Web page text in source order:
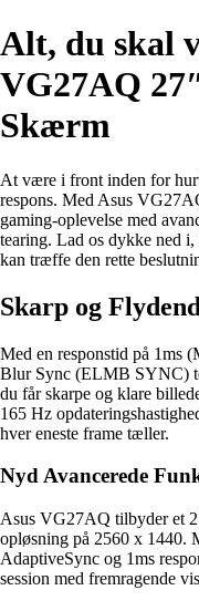
Alt, du skal
VG27AQ
Skærm
At være i front inden for
respons. Med Asus
gaming-oplevelse med
tearing. Lad os dykke ned
kan træffe den rette
Skarp og
Med en responstid på 1ms
Blur Sync (ELMB SYNC)
du får skarpe og klare
165 Hz
hver eneste frame tæller.
Nyd Avancerede
Asus VG27AQ tilbyder et
opløsning på 2560 x 1440.
AdaptiveSync og 1ms
session med fremragende